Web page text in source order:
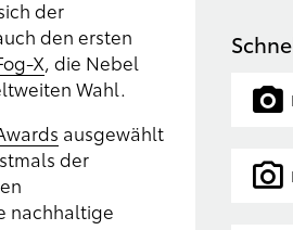
der
den ersten
X, die Nebel
Wahl.
ausgewählt
der
nachhaltige